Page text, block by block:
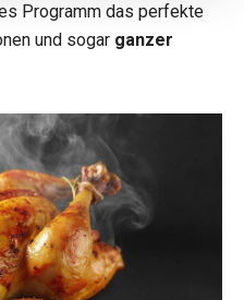
Programm das perfekte
und sogar ganzer